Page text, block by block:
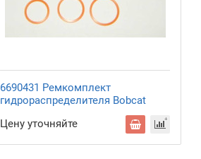
6690431 Ремкомплект
гидрораспределителя Bobcat
Цену уточняйте